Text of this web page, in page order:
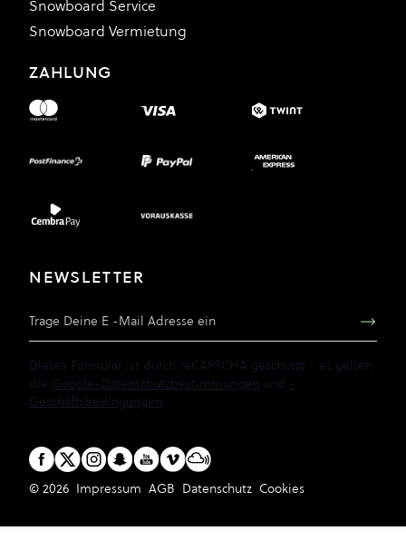
Snowboard Service
Snowboard Vermietung
ZAHLUNG
NEWSLETTER
Dieses Formular ist durch reCAPTCHA geschützt - es gelten
die Google-Datenschutzbestimmungen und -
Geschäftsbedingungen.
© 2026 Impressum AGB Datenschutz Cookies